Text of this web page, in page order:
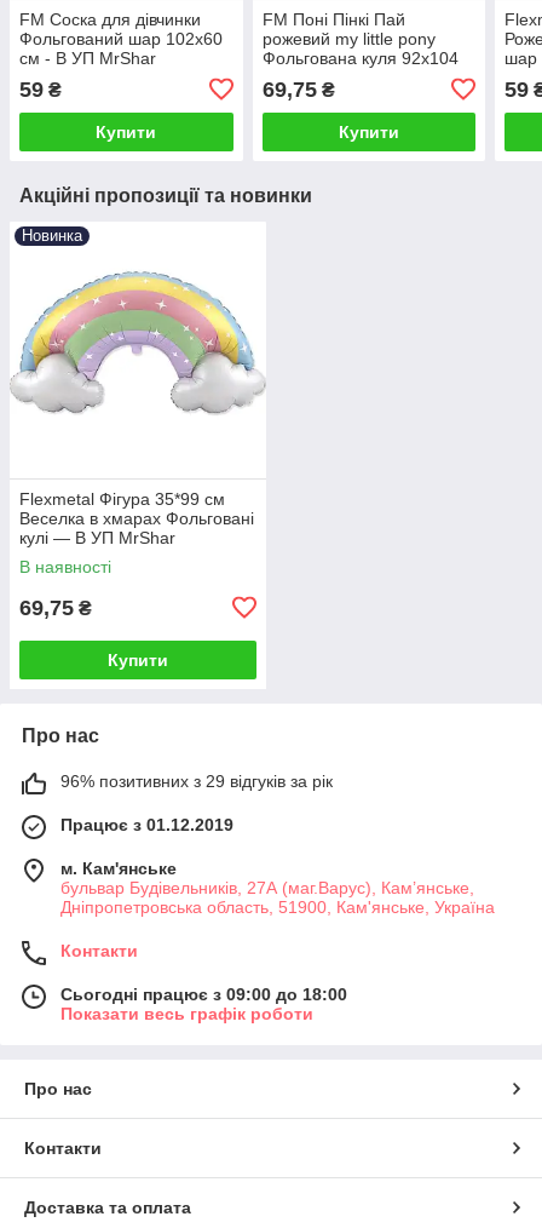
FM Соска для дівчинки
Фольгований шар 102х60
см - В УП MrShar
59 ₴
Купити
FM Поні Пінкі Пай
рожевий my little pony
Фольгована куля 92х104
69,75₴
Купити
шар
59
Акційні пропозиції та новинки
Новинка
Flexmetal Фігура 35*99 см
Веселка в хмарах Фольговані
кулі — В УП MrShar
В наявності
69,75 ₴
Купити
Про нас
96% позитивних з 29 відгуків за рік
Працює з 01.12.2019
м. Кам'янське
бульвар Будівельників, 27А (маг.Варус), Кам’янське,
Дніпропетровська область, 51900, Кам'янське, Україна
Контакти
Сьогодні працює з 09:00 до 18:00
Показати весь графік роботи
Про нас
Контакти
Доставка та оплата